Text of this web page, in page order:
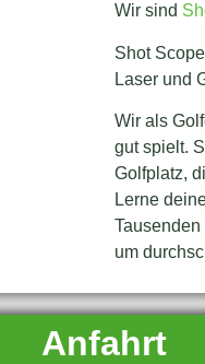
Wir sind
Shot
Laser und
Wir als
gut spielt.
Golfplatz,
Lerne
um
Anfahrt